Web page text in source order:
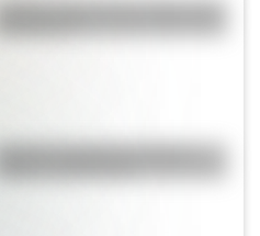
¿Sabías cómo fue la infancia de
Bandera de Bolivia: historia,